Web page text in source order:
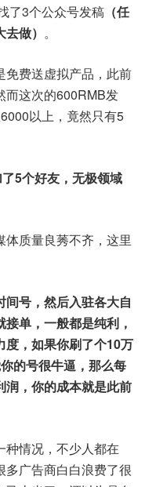
了3个公众号发稿 （任
做） 。
免费送虚拟产品，此前
而这次的600RMB发
以上，竟然只有5
5个好友，无极领域
质量良莠不齐，这里
号，然后入驻各大自
单，一般都是纯利，
度，如果你刷了个10万
的号很牛逼，那么每
润，你的成本就是此前
种情况，不少人都在
多广告商白白浪费了很